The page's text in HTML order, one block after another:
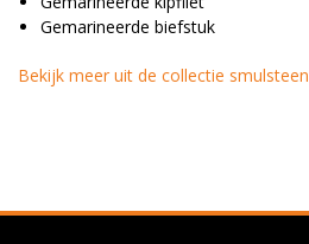
Gemarineerde biefstuk
Bekijk meer uit de collectie smulsteen